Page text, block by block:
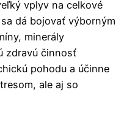
vplyv na celkové
dá bojovať výborným
minerály
zdravú činnosť
pohodu a účinne
ale aj so